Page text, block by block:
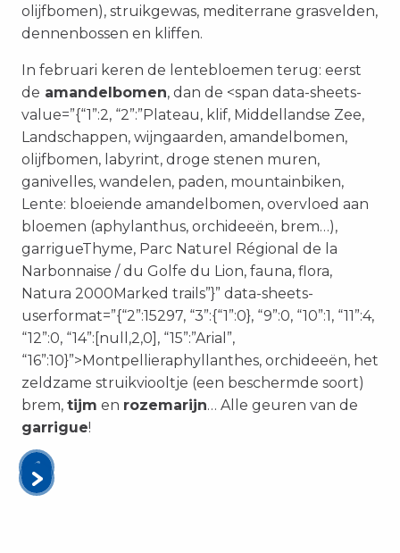
olijfbomen), struikgewas, mediterrane grasvelden,
dennenbossen en kliffen.
In februari keren de lentebloemen terug: eerst
de amandelbomen, dan de <span data-sheets-
value=”{“1”:2, “2”:”Plateau, klif, Middellandse Zee,
Landschappen, wijngaarden, amandelbomen,
olijfbomen, labyrint, droge stenen muren,
ganivelles, wandelen, paden, mountainbiken,
Lente: bloeiende amandelbomen, overvloed aan
bloemen (aphylanthus, orchideeën, brem…),
garrigueThyme, Parc Naturel Régional de la
Narbonnaise / du Golfe du Lion, fauna, flora,
Natura 2000Marked trails”}” data-sheets-
userformat=”{“2”:15297, “3”:{“1”:0}, “9”:0, “10”:1, “11”:4,
“12”:0, “14”:[null,2,0], “15”:”Arial”,
“16”:10}”>Montpellieraphyllanthes, orchideeën, het
zeldzame struikviooltje (een beschermde soort)
brem, tijm en rozemarijn… Alle geuren van de
garrigue!